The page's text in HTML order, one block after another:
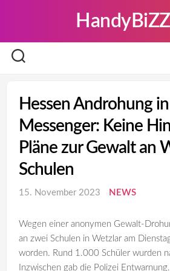
Hessen Androhung
Messenger: Keine
Pläne zur Gewalt an
Schulen
15. November 2023 NEWS
Wegen einer anonymen Gewalt-
an zwei Schulen in Wetzlar am
worden. Rund 1.000 Schüler wurden
Inzwischen gab die Polizei Entwarnung.